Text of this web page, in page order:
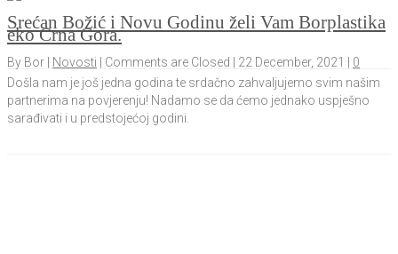
Srećan Božić i Novu Godinu želi Vam Borplastika
eko Crna Gora.
By Bor | Novosti Comments are Closed | 22 December, 2021 | 0
Došla nam je još jedna godina te srdačno zahvaljujemo svim našim
partnerima na povjerenju! Nadamo se da ćemo jednako uspješno
sarađivati i u predstojećoj godini.